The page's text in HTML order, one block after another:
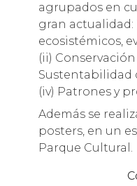
agrupados en
gran actualidad:
ecosistémicos,
(ii)
Sustentabilidad
(iv) Patrones y
Además se
posters, en un
Parque Cultural.